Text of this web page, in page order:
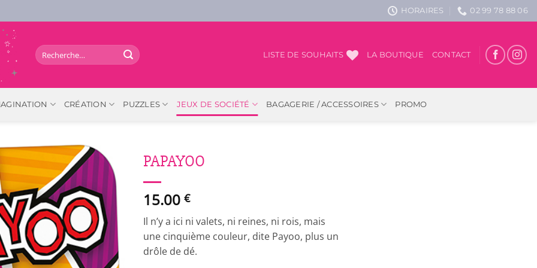
HORAIRES 02 99 78 88 06
Recherche
pour :
LISTE DE SOUHAITS LA BOUTIQUE CONTACT
CRÉATION PUZZLES JEUX DE SOCIÉTÉ BAGAGERIE / ACCESSOIRES PROMO
PAPAYOO
15.00 €
Il n’y a ici ni valets, ni reines, ni rois, mais
une cinquième couleur, dite Payoo, plus un
drôle de dé.